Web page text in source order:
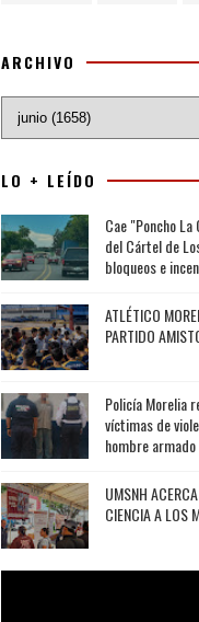
ARCHIVO
LO + LEÍDO
Cae "Poncho
del Cártel de
bloqueos e
ATLÉTICO
PARTIDO
Policía Morelia
víctimas de
hombre armado
UMSNH
CIENCIA A LOS